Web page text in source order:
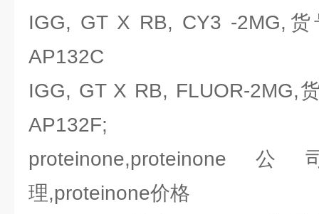
IGG, GT X RB, CY3 -2MG,
AP132C
IGG, GT X RB, FLUOR-2MG,
AP132F;
proteinone,proteinone
理,proteinone价格